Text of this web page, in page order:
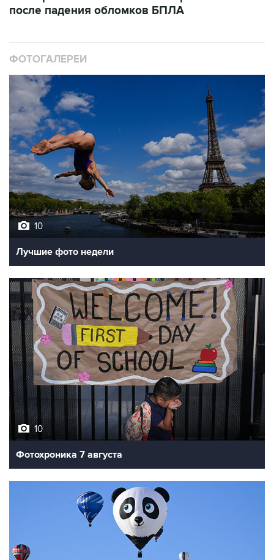
после падения обломков БПЛА
ФОТОГАЛЕРЕИ
10
Лучшие фото недели
10
Фотохроника 7 августа